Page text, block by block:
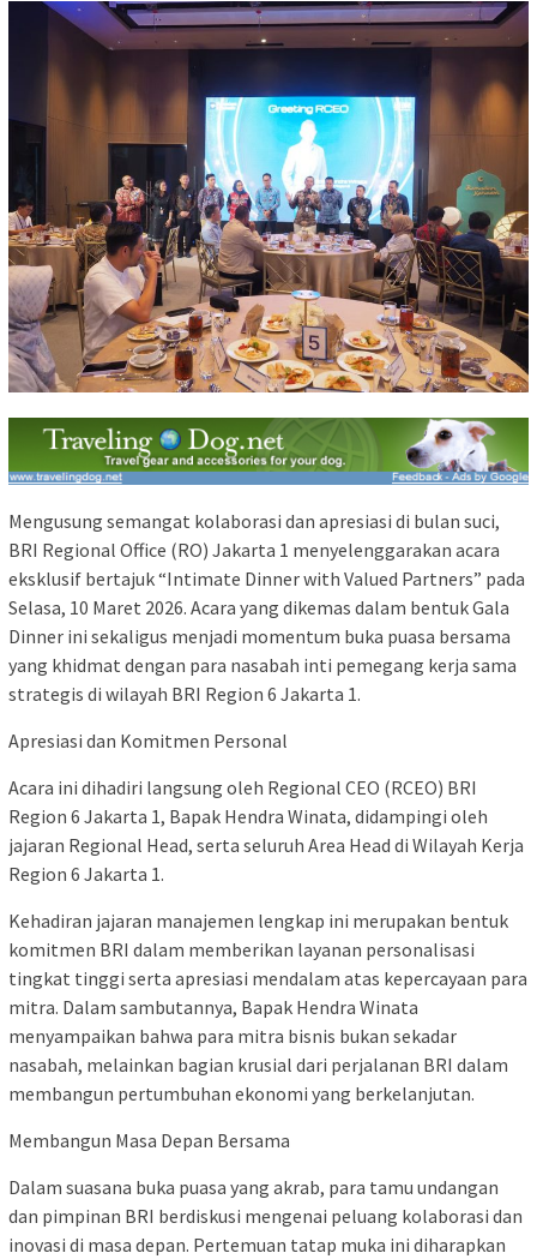
Mengusung semangat kolaborasi dan apresiasi di bulan suci,
BRI Regional Office (RO) Jakarta 1 menyelenggarakan acara
eksklusif bertajuk “Intimate Dinner with Valued Partners” pada
Selasa, 10 Maret 2026. Acara yang dikemas dalam bentuk Gala
Dinner ini sekaligus menjadi momentum buka puasa bersama
yang khidmat dengan para nasabah inti pemegang kerja sama
strategis di wilayah BRI Region 6 Jakarta 1.
Apresiasi dan Komitmen Personal
Acara ini dihadiri langsung oleh Regional CEO (RCEO) BRI
Region 6 Jakarta 1, Bapak Hendra Winata, didampingi oleh
jajaran Regional Head, serta seluruh Area Head di Wilayah Kerja
Region 6 Jakarta 1.
Kehadiran jajaran manajemen lengkap ini merupakan bentuk
komitmen BRI dalam memberikan layanan personalisasi
tingkat tinggi serta apresiasi mendalam atas kepercayaan para
mitra. Dalam sambutannya, Bapak Hendra Winata
menyampaikan bahwa para mitra bisnis bukan sekadar
nasabah, melainkan bagian krusial dari perjalanan BRI dalam
membangun pertumbuhan ekonomi yang berkelanjutan.
Membangun Masa Depan Bersama
Dalam suasana buka puasa yang akrab, para tamu undangan
dan pimpinan BRI berdiskusi mengenai peluang kolaborasi dan
inovasi di masa depan. Pertemuan tatap muka ini diharapkan